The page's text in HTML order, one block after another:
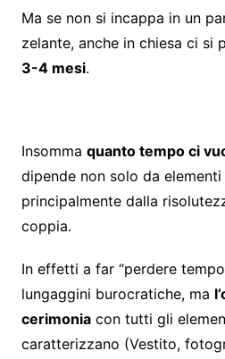
Ma se non si incappa in un
zelante, anche in chiesa ci si
3-4 mesi.
Insomma quanto tempo ci
dipende non solo da
principalmente dalla
coppia.
In effetti a far “perdere
lungaggini burocratiche, ma
cerimoniacon tutti gli
caratterizzano (Vestito,